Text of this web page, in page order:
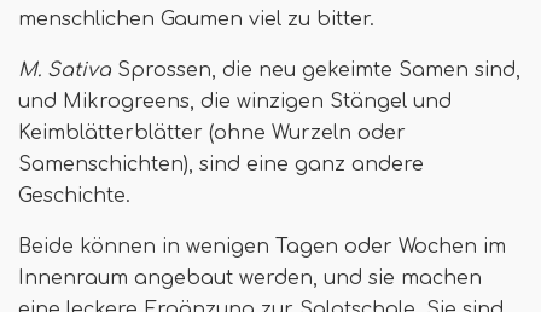
menschlichen Gaumen viel zu bitter.
M. Sativa Sprossen, die neu gekeimte Samen sind,
und Mikrogreens, die winzigen Stängel und
Keimblätterblätter (ohne Wurzeln oder
Samenschichten), sind eine ganz andere
Geschichte.
Beide können in wenigen Tagen oder Wochen im
Innenraum angebaut werden, und sie machen